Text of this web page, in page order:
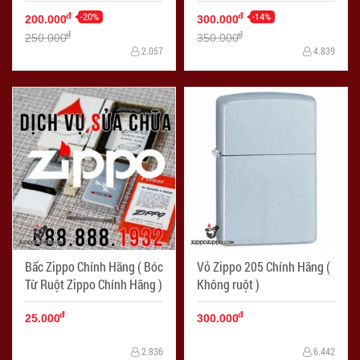
200.000đ -20%
250.000đ
2.057
300.000đ -14%
350.000đ
4.839
Bấc Zippo Chính Hãng ( Bóc
Từ Ruột Zippo Chính Hãng )
25.000đ
2.836
Vỏ Zippo 205 Chính Hãng (
Không ruột )
300.000đ
6.442